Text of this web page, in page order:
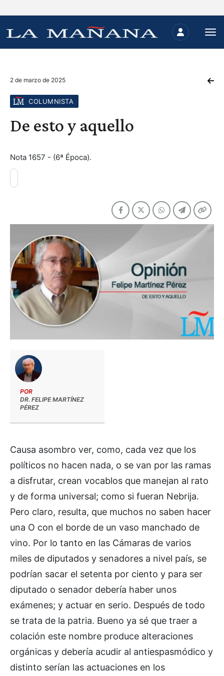
2 de marzo de 2025
COLUMNISTA
De esto y aquello
Nota 1657 - (6ª Época).
POR
DR. FELIPE MARTÍNEZ
PÉREZ
Causa asombro ver, como, cada vez que los
políticos no hacen nada, o se van por las ramas
a disfrutar, crean vocablos que manejan al rato
y de forma universal; como si fueran Nebrija.
Pero claro, resulta, que muchos no saben hacer
una O con el borde de un vaso manchado de
vino. Por lo tanto en las Cámaras de varios
miles de diputados y senadores a nivel país, se
podrían sacar el setenta por ciento y para ser
diputado o senador debería haber unos
exámenes; y actuar en serio. Después de todo
se trata de la patria. Bueno ya sé que traer a
colación este nombre produce alteraciones
orgánicas y debería acudir al antiespasmódico y
distinto serían las actuaciones en los